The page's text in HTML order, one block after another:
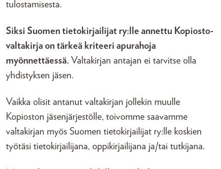
tulostamisesta.
Siksi Suomen tietokirjailijat ry:lle annettu Kopiosto-
valtakirja on tärkeä kriteeri apurahoja
myönnettäessä. Valtakirjan antajan ei tarvitse olla
yhdistyksen jäsen.
Vaikka olisit antanut valtakirjan jollekin muulle
Kopioston jäsenjärjestölle, toivomme saavamme
valtakirjan myös Suomen tietokirjailijat ry:lle koskien
työtäsi tietokirjailijana, oppikirjailijana ja/tai tutkijana.